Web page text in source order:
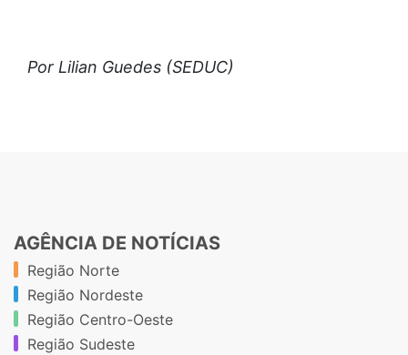
Por Lilian Guedes (SEDUC)
AGÊNCIA DE NOTÍCIAS
Região Norte
Região Nordeste
Região Centro-Oeste
Região Sudeste